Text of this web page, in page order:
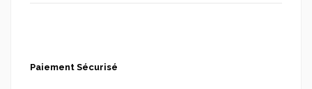
Paiement Sécurisé